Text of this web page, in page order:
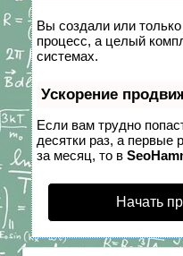
Вы создали или только
процесс, а целый
системах.
Ускорение
Если вам трудно
десятки раз, а первые
за месяц, то в
Начать